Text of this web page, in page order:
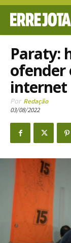
Paraty:
ofender
internet
Por Redação
03/08/2022